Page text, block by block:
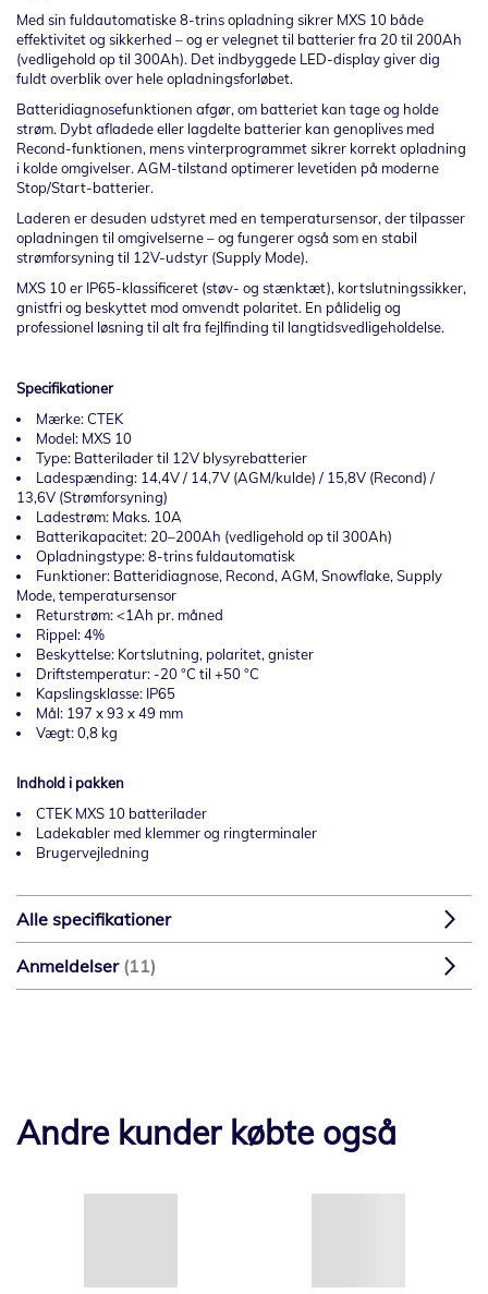
Med sin fuldautomatiske 8-trins opladning sikrer MXS 10 både
effektivitet og sikkerhed – og er velegnet til batterier fra 20 til 200Ah
(vedligehold op til 300Ah). Det indbyggede LED-display giver dig
fuldt overblik over hele opladningsforløbet.
Batteridiagnosefunktionen afgør, om batteriet kan tage og holde
strøm. Dybt afladede eller lagdelte batterier kan genoplives med
Recond-funktionen, mens vinterprogrammet sikrer korrekt opladning
i kolde omgivelser. AGM-tilstand optimerer levetiden på moderne
Stop/Start-batterier.
Laderen er desuden udstyret med en temperatursensor, der tilpasser
opladningen til omgivelserne – og fungerer også som en stabil
strømforsyning til 12V-udstyr (Supply Mode).
MXS 10 er IP65-klassificeret (støv- og stænktæt), kortslutningssikker,
gnistfri og beskyttet mod omvendt polaritet. En pålidelig og
professionel løsning til alt fra fejlfinding til langtidsvedligeholdelse.
Specifikationer
Mærke: CTEK
Model: MXS 10
Type: Batterilader til 12V blysyrebatterier
Ladespænding: 14,4V / 14,7V (AGM/kulde) / 15,8V (Recond) /
13,6V (Strømforsyning)
Ladestrøm: Maks. 10A
Batterikapacitet: 20–200Ah (vedligehold op til 300Ah)
Opladningstype: 8-trins fuldautomatisk
Funktioner: Batteridiagnose, Recond, AGM, Snowflake, Supply
Mode, temperatursensor
Returstrøm: <1Ah pr. måned
Rippel: 4%
Beskyttelse: Kortslutning, polaritet, gnister
Driftstemperatur: -20 °C til +50 °C
Kapslingsklasse: IP65
Mål: 197 x 93 x 49 mm
Vægt: 0,8 kg
Indhold i pakken
CTEK MXS 10 batterilader
Ladekabler med klemmer og ringterminaler
Brugervejledning
Alle specifikationer
Anmeldelser 11
Andre kunder købte også